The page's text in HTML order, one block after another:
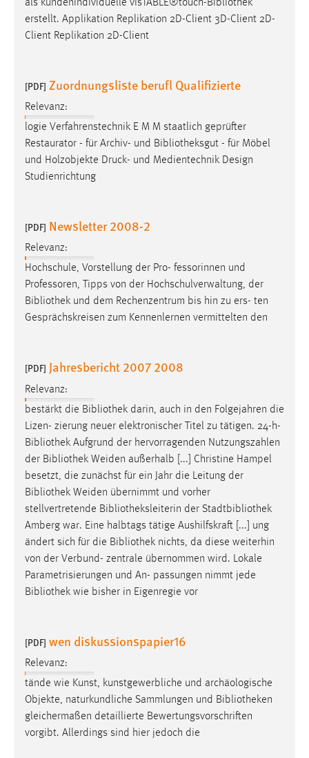
als kundenindividuelle visTABLE®touch-Bibliothek
erstellt. Applikation Replikation 2D-Client 3D-Client 2D-
Client Replikation 2D-Client
[PDF] Zuordnungsliste berufl Qualifizierte
Relevanz:
logie Verfahrenstechnik E M M staatlich geprüfter
Restaurator - für Archiv- und Bibliotheksgut - für Möbel
und Holzobjekte Druck- und Medientechnik Design
Studienrichtung
[PDF] Newsletter 2008-2
Relevanz:
Hochschule, Vorstellung der Pro- fessorinnen und
Professoren, Tipps von der Hochschulverwaltung, der
Bibliothek und dem Rechenzentrum bis hin zu ers- ten
Gesprächskreisen zum Kennenlernen vermittelten den
[PDF] Jahresbericht 2007 2008
Relevanz:
bestärkt die Bibliothek darin, auch in den Folgejahren die
Lizen- zierung neuer elektronischer Titel zu tätigen. 24-h-
Bibliothek Aufgrund der hervorragenden Nutzungszahlen
der Bibliothek Weiden außerhalb [...] Christine Hampel
besetzt, die zunächst für ein Jahr die Leitung der
Bibliothek Weiden übernimmt und vorher
stellvertretende Bibliotheksleiterin der Stadtbibliothek
Amberg war. Eine halbtags tätige Aushilfskraft [...] ung
ändert sich für die Bibliothek nichts, da diese weiterhin
von der Verbund- zentrale übernommen wird. Lokale
Parametrisierungen und An- passungen nimmt jede
Bibliothek wie bisher in Eigenregie vor
[PDF] wen diskussionspapier16
Relevanz:
tände wie Kunst, kunstgewerbliche und archäologische
Objekte, naturkundliche Sammlungen und Bibliotheken
gleichermaßen detaillierte Bewertungsvorschriften
vorgibt. Allerdings sind hier jedoch die